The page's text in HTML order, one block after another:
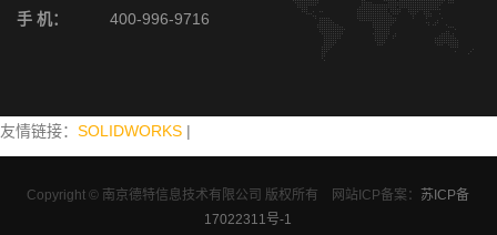
手 机：
400-996-9716
友情链接： SOLIDWORKS |
Copyright © 南京德特信息技术有限公司 版权所有 网站ICP备案： 苏ICP备
17022311号-1